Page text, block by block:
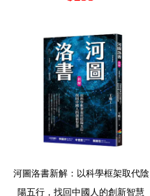
河圖洛書新解：以科學框架取代陰
陽五行，找回中國人的創新智慧